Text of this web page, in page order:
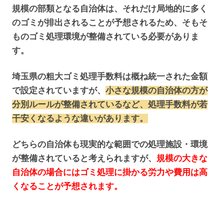
規模の部類となる自治体は、それだけ局地的に多く
のゴミが排出されることが予想されるため、そもそ
ものゴミ処理環境が整備されている必要がありま
す。
埼玉県の粗大ゴミ処理手数料は概ね統一された金額
で設定されていますが、 小さな規模の自治体の方が
分別ルールが整備されているなど、処理手数料が若
干安くなるような違いがあります。
どちらの自治体も現実的な範囲での処理施設・環境
が整備されていると考えられますが、 規模の大きな
自治体の場合にはゴミ処理に掛かる労力や費用は高
くなることが予想されます。